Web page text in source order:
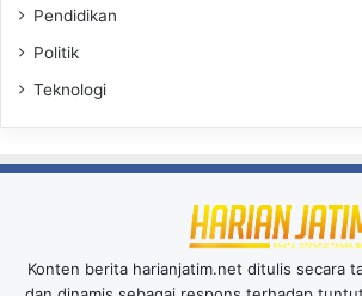
Pendidikan
Politik
Teknologi
Konten berita harianjatim.net ditulis secara